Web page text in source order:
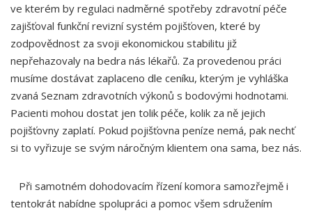
ve kterém by regulaci nadměrné spotřeby zdravotní péče
zajišťoval funkční revizní systém pojišťoven, které by
zodpovědnost za svoji ekonomickou stabilitu již
nepřehazovaly na bedra nás lékařů. Za provedenou práci
musíme dostávat zaplaceno dle ceníku, kterým je vyhláška
zvaná Seznam zdravotních výkonů s bodovými hodnotami.
Pacienti mohou dostat jen tolik péče, kolik za ně jejich
pojišťovny zaplatí. Pokud pojišťovna peníze nemá, pak nechť
si to vyřizuje se svým náročným klientem ona sama, bez nás.
Při samotném dohodovacím řízení komora samozřejmě i
tentokrát nabídne spolupráci a pomoc všem sdružením